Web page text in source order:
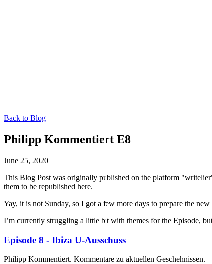
Back to Blog
Philipp Kommentiert E8
June 25, 2020
This Blog Post was originally published on the platform
them to be republished here.
Yay, it is not Sunday, so I got a few more days to prepare the
I’m currently struggling a little bit with themes for the Episode,
Episode 8 - Ibiza U-Ausschuss
Philipp Kommentiert. Kommentare zu aktuellen Geschehnissen.